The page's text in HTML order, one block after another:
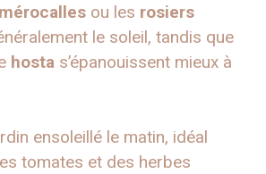
ou les rosiers
le soleil, tandis que
hosta s’épanouissent mieux à
ensoleillé le matin, idéal
tomates et des herbes